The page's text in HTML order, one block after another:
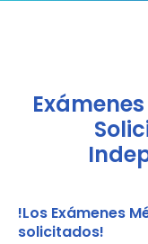
!Los Exámenes
solicitados!